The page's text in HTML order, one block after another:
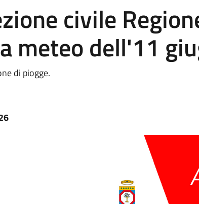
civile
meteo dell'11
di piogge.